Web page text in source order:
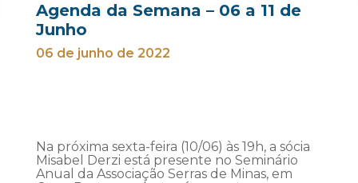
Agenda da Semana – 06 a 11 de
Junho
06 de junho de 2022
Na próxima sexta-feira (10/06) às 19h, a sócia
Misabel Derzi está presente no Seminário
Anual da Associação Serras de Minas, em